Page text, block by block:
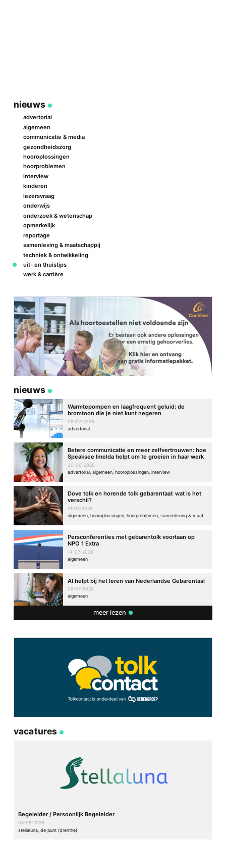
nieuws
advertorial
algemeen
communicatie & media
gezondheidszorg
hooroplossingen
hoorproblemen
interview
kinderen
lezersvraag
onderwijs
onderzoek & wetenschap
opmerkelijk
reportage
samenleving & maatschappij
techniek & ontwikkeling
uit- en thuistips
werk & carrière
nieuws
Warmtepompen en laagfrequent geluid: de
bromtoon die je niet kunt negeren
09-07-2026
advertorial
Betere communicatie en meer zelfvertrouwen: hoe
Speaksee Imelda helpt om te groeien in haar werk
30-06-2026
advertorial, algemeen, hooroplossingen, interview
Dove tolk en horende tolk gebarentaal: wat is het
verschil?
21-07-2026
algemeen, hooroplossingen, hoorproblemen, samenleving & maatschappij
Persconferenties met gebarentolk voortaan op
NPO 1 Extra
14-07-2026
algemeen
AI helpt bij het leren van Nederlandse Gebarentaal
08-07-2026
algemeen
meer lezen
vacatures
Begeleider / Persoonlijk Begeleider
05-08-2026
stellaluna, de punt (drenthe)